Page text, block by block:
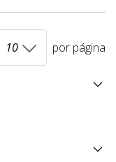
por página